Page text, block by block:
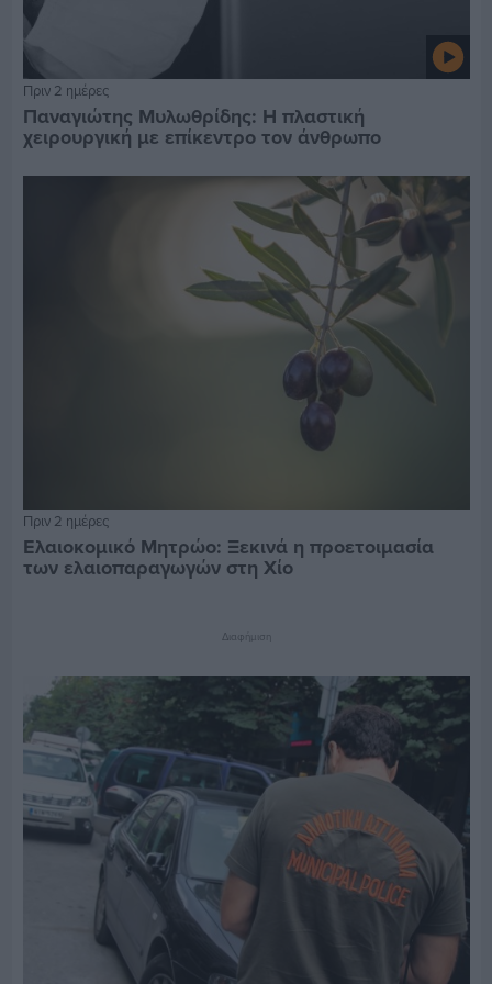
Πριν 2 ημέρες
Παναγιώτης Μυλωθρίδης: Η πλαστική
χειρουργική με επίκεντρο τον άνθρωπο
Πριν 2 ημέρες
Ελαιοκομικό Μητρώο: Ξεκινά η προετοιμασία
των ελαιοπαραγωγών στη Χίο
Διαφήμιση